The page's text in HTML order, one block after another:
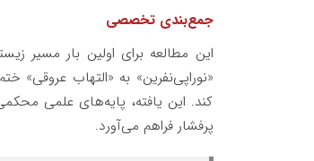
جمع‌بندی تخصصی
این مطالعه برای اولین بار مسیر
«نوراپی‌نفرین» به «التهاب
کند. این یافته، پایه‌های علمی
پرفشار فراهم می‌آورد.